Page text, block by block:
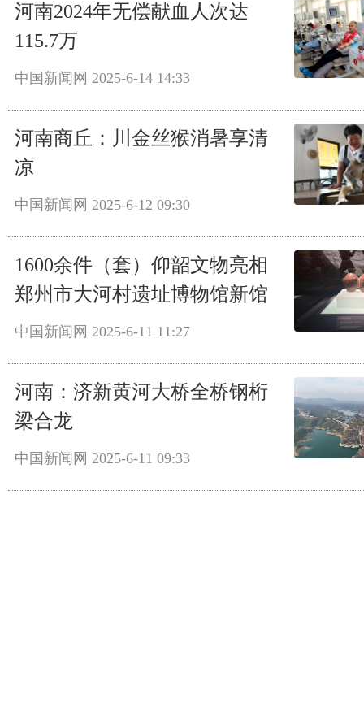
河南2024年无偿献血人次达
115.7万
中国新闻网 2025-6-14 14:33
河南商丘：川金丝猴消暑享清
凉
中国新闻网 2025-6-12 09:30
1600余件（套）仰韶文物亮相
郑州市大河村遗址博物馆新馆
中国新闻网 2025-6-11 11:27
河南：济新黄河大桥全桥钢桁
梁合龙
中国新闻网 2025-6-11 09:33